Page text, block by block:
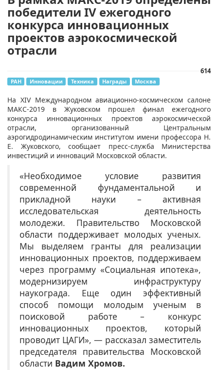
победители IV ежегодного
конкурса инновационных
проектов аэрокосмической
отрасли
614
РАН Инновации Техника Награды Москва
​На XIV Международном авиационно-космическом салоне
МАКС-2019 в Жуковском прошел финал ежегодного
конкурса инновационных проектов аэрокосмической
отрасли, организованный Центральным
аэрогидродинамическим институтом имени профессора Н.
Е. Жуковского, сообщает пресс-служба Министерства
инвестиций и инноваций Московской области.
«Необходимое условие развития
современной фундаментальной и
прикладной науки – активная
исследовательская деятельность
молодежи. Правительство Московской
области поддерживает молодых ученых.
Мы выделяем гранты для реализации
инновационных проектов, поддерживаем
через программу «Социальная ипотека»,
модернизируем инфраструктуру
наукограда. Еще один эффективный
способ помощи молодым ученым в
поисковой работе – конкурс
инновационных проектов, который
проводит ЦАГИ», — рассказал заместитель
председателя правительства Московской
области Вадим Хромов.